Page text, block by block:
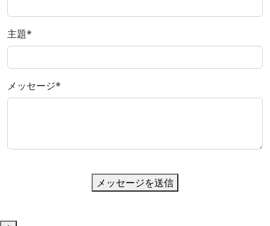
主題*
メッセージ*
メッセージを送信